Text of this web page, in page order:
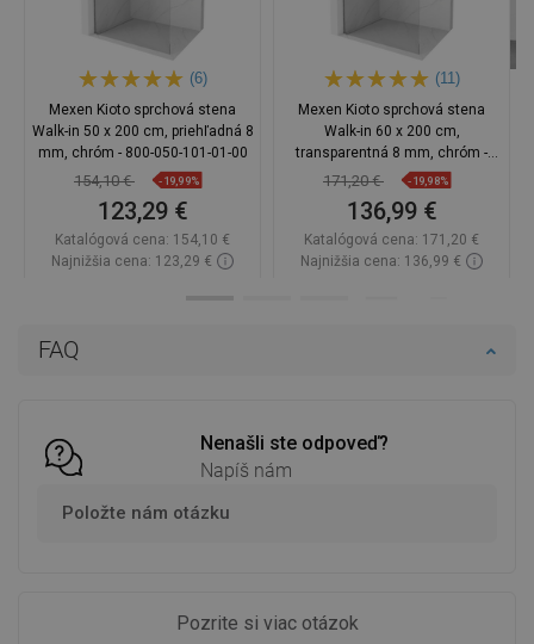
FAQ
Nenašli ste odpoveď?
Napíš nám
Položte nám otázku
Pozrite si viac otázok
(6)
Mexen Kioto sprchová stena
Walk-in 50 x 200 cm, priehľadná 8
mm, chróm - 800-050-101-01-00
154,10 € -19,99%
123,29 €
Katalógová cena: 154,10 €
Najnižšia cena: 123,29 €
(11)
Mexen Kioto sprchová stena
Walk-in 60 x 200 cm,
transparentná 8 mm, chróm -
800-060-101-01-00
171,20 € -19,98%
136,99 €
Katalógová cena: 171,20 €
Najnižšia cena: 136,99 €